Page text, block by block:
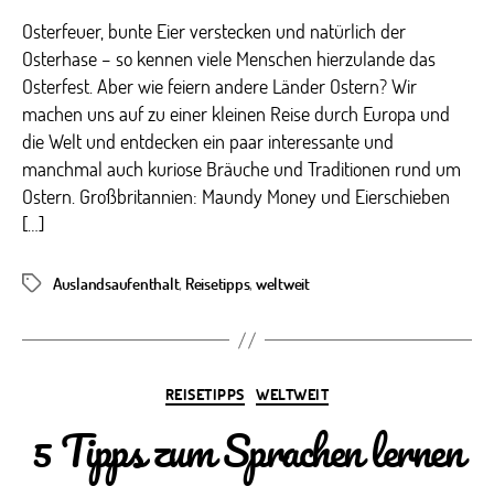
Osterfeuer, bunte Eier verstecken und natürlich der
Osterhase – so kennen viele Menschen hierzulande das
Osterfest. Aber wie feiern andere Länder Ostern? Wir
machen uns auf zu einer kleinen Reise durch Europa und
die Welt und entdecken ein paar interessante und
manchmal auch kuriose Bräuche und Traditionen rund um
Ostern. Großbritannien: Maundy Money und Eierschieben
[…]
Schlagwörter
Auslandsaufenthalt, Reisetipps, weltweit
Kategorien
REISETIPPS WELTWEIT
5 Tipps zum Sprachen lernen